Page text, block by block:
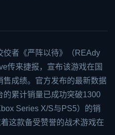
佼者《严阵以待》（REAdy
传来捷报，宣布该游戏在国
成绩。官方发布的最新数据
的累计销量已成功突破1300
Series X/S与PS5）的销
这款备受赞誉的战术游戏在